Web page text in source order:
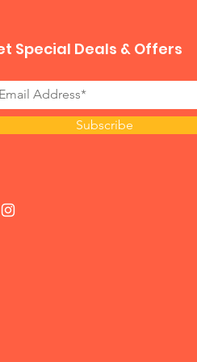
Special Deals & Offers
Subscribe